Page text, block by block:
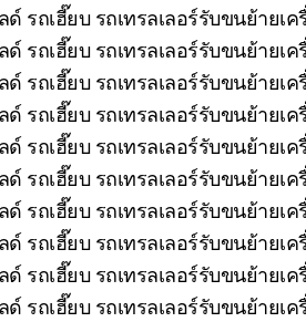
รถเฮี๊ยบ รถเทรลเลอร์รับขนย้ายเ
รถเฮี๊ยบ รถเทรลเลอร์รับขนย้ายเ
รถเฮี๊ยบ รถเทรลเลอร์รับขนย้ายเ
รถเฮี๊ยบ รถเทรลเลอร์รับขนย้ายเ
รถเฮี๊ยบ รถเทรลเลอร์รับขนย้ายเ
รถเฮี๊ยบ รถเทรลเลอร์รับขนย้ายเ
รถเฮี๊ยบ รถเทรลเลอร์รับขนย้ายเ
รถเฮี๊ยบ รถเทรลเลอร์รับขนย้ายเ
รถเฮี๊ยบ รถเทรลเลอร์รับขนย้ายเ
รถเฮี๊ยบ รถเทรลเลอร์รับขนย้ายเ